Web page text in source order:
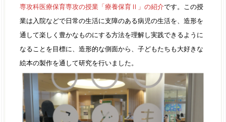
専攻科医療保育専攻の授業「療養保育Ⅱ」の紹介です。この授
業は入院などで日常の生活に支障のある病児の生活を、造形を
通して楽しく豊かなものにする方法を理解し実践できるように
なることを目標に、造形的な側面から、子どもたちも大好きな
絵本の製作を通して研究を行いました。